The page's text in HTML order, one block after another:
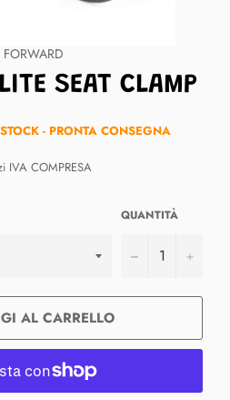
FORWARD
SEAT CLAMP
- PRONTA CONSEGNA
IVA COMPRESA
QUANTITÀ
− +
AL CARRELLO